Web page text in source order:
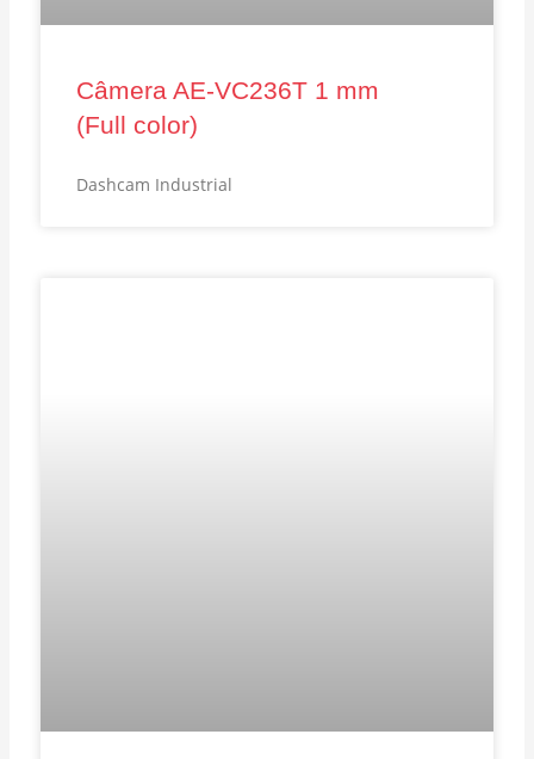
Câmera AE‑VC236T 1 mm
(Full color)
Dashcam Industrial